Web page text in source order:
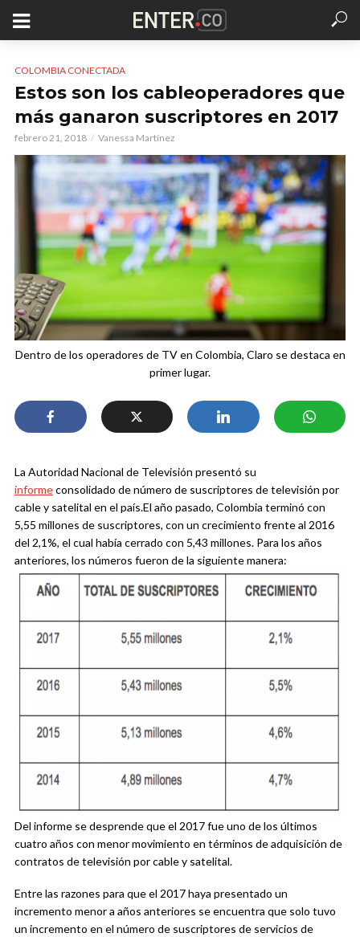
COLOMBIA CONECTADA
Estos son los cableoperadores que
más ganaron suscriptores en 2017
febrero 21, 2018 Vanessa Martínez
Dentro de los operadores de TV en Colombia, Claro se destaca en
primer lugar.
La Autoridad Nacional de Televisión presentó su
informeconsolidado de número de suscriptores de televisión por
cable y satelital en el país.El año pasado, Colombia terminó con
5,55 millones de suscriptores, con un crecimiento frente al 2016
del 2,1%, el cual había cerrado con 5,43 millones. Para los años
anteriores, los números fueron de la siguiente manera:
Del informe se desprende que el 2017 fue uno de los últimos
cuatro años con menor movimiento en términos de adquisición de
contratos de televisión por cable y satelital.
Entre las razones para que el 2017 haya presentado un
incremento menor a años anteriores se encuentra que solo tuvo
un incremento en el número de suscriptores de servicios de